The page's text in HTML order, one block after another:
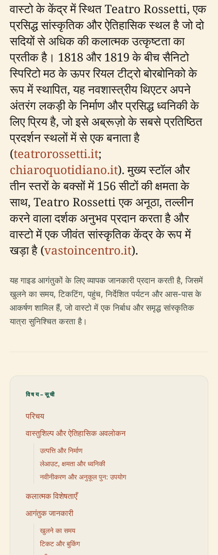
वास्टो के केंद्र में स्थित Teatro Rossetti, एक
प्रसिद्ध सांस्कृतिक और ऐतिहासिक स्थल है जो दो
सदियों से अधिक की कलात्मक उत्कृष्टता का
प्रतीक है। 1818 और 1819 के बीच सैनिटो
स्पिरिटो मठ के ऊपर रियल टीट्रो बोरबोनिको के
रूप में स्थापित, यह नवशास्त्रीय थिएटर अपने
अंतरंग लकड़ी के निर्माण और प्रसिद्ध ध्वनिकी के
लिए प्रिय है, जो इसे अब्रूज़ो के सबसे प्रतिष्ठित
प्रदर्शन स्थलों में से एक बनाता है
(teatrorossetti.it;
chiaroquotidiano.it). मुख्य स्टॉल और
तीन स्तरों के बक्सों में 156 सीटों की क्षमता के
साथ, Teatro Rossetti एक अनूठा, तल्लीन
करने वाला दर्शक अनुभव प्रदान करता है और
वास्टो में एक जीवंत सांस्कृतिक केंद्र के रूप में
खड़ा है (vastoincentro.it).
यह गाइड आगंतुकों के लिए व्यापक जानकारी प्रदान करती है, जिसमें
खुलने का समय, टिकटिंग, पहुंच, निर्देशित पर्यटन और आस-पास के
आकर्षण शामिल हैं, जो वास्टो में एक निर्बाध और समृद्ध सांस्कृतिक
यात्रा सुनिश्चित करता है।
विषय-सूची
परिचय
वास्तुशिल्प और ऐतिहासिक अवलोकन
उत्पत्ति और निर्माण
लेआउट, क्षमता और ध्वनिकी
नवीनीकरण और अनुकूल पुन: उपयोग
कलात्मक विशेषताएँ
आगंतुक जानकारी
खुलने का समय
टिकट और बुकिंग